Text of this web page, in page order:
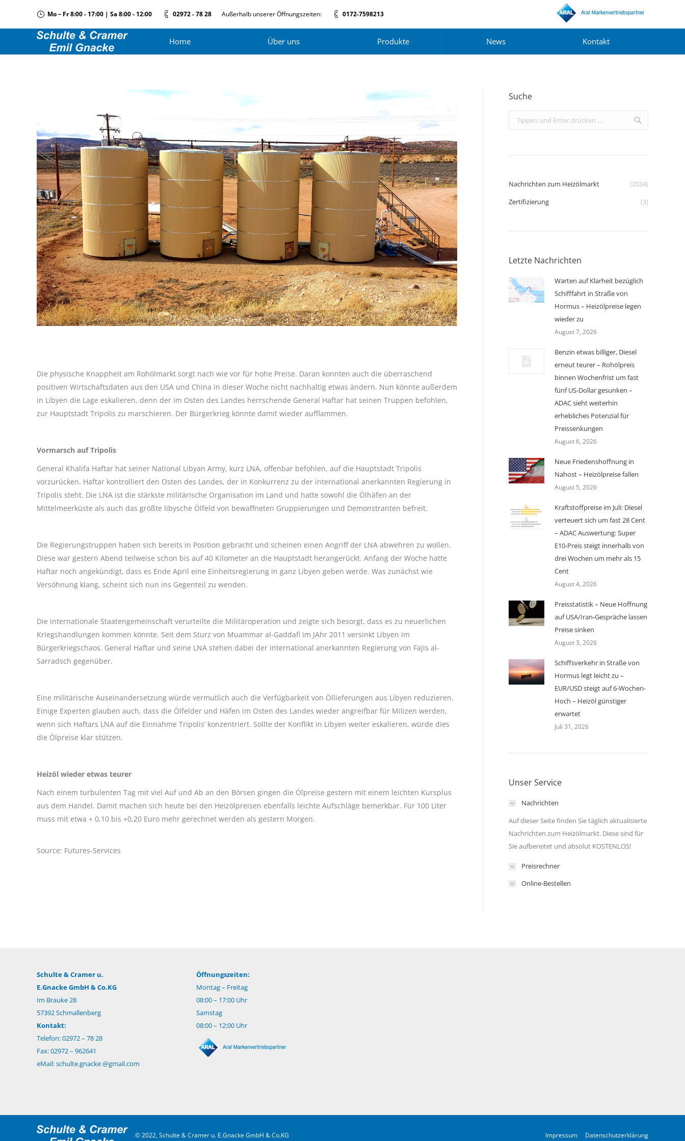
Mo – Fr 8:00 - 17:00 | Sa 8:00 - 12:00 02972 - 78 28 Außerhalb unserer Öffnungszeiten: 0172-7598213
Home Über uns Produkte News Kontakt
Die physische Knappheit am Rohölmarkt sorgt nach wie vor für hohe Preise. Daran konnten auch die überraschend
positiven Wirtschaftsdaten aus den USA und China in dieser Woche nicht nachhaltig etwas ändern. Nun könnte außerdem
in Libyen die Lage eskalieren, denn der im Osten des Landes herrschende General Haftar hat seinen Truppen befohlen,
zur Hauptstadt Tripolis zu marschieren. Der Bürgerkrieg könnte damit wieder aufflammen.
Vormarsch auf Tripolis
General Khalifa Haftar hat seiner National Libyan Army, kurz LNA, offenbar befohlen, auf die Hauptstadt Tripolis
vorzurücken. Haftar kontrolliert den Osten des Landes, der in Konkurrenz zu der international anerkannten Regierung in
Tripolis steht. Die LNA ist die stärkste militärische Organisation im Land und hatte sowohl die Ölhäfen an der
Mittelmeerküste als auch das größte libysche Ölfeld von bewaffneten Gruppierungen und Demonstranten befreit.
Die Regierungstruppen haben sich bereits in Position gebracht und scheinen einen Angriff der LNA abwehren zu wollen.
Diese war gestern Abend teilweise schon bis auf 40 Kilometer an die Hauptstadt herangerückt. Anfang der Woche hatte
Haftar noch angekündigt, dass es Ende April eine Einheitsregierung in ganz Libyen geben werde. Was zunächst wie
Versöhnung klang, scheint sich nun ins Gegenteil zu wenden.
Die internationale Staatengemeinschaft verurteilte die Militäroperation und zeigte sich besorgt, dass es zu neuerlichen
Kriegshandlungen kommen könnte. Seit dem Sturz von Muammar al-Gaddafi im JAhr 2011 versinkt Libyen im
Bürgerkriegschaos. General Haftar und seine LNA stehen dabei der international anerkannten Regierung von Fajis al-
Sarradsch gegenüber.
Eine militärische Auseinandersetzung würde vermutlich auch die Verfügbarkeit von Öllieferungen aus Libyen reduzieren.
Einige Experten glauben auch, dass die Ölfelder und Häfen im Osten des Landes wieder angreifbar für Milizen werden,
wenn sich Haftars LNA auf die Einnahme Tripolis‘ konzentriert. Sollte der Konflikt in Libyen weiter eskalieren, würde dies
die Ölpreise klar stützen.
Heizöl wieder etwas teurer
Nach einem turbulenten Tag mit viel Auf und Ab an den Börsen gingen die Ölpreise gestern mit einem leichten Kursplus
aus dem Handel. Damit machen sich heute bei den Heizölpreisen ebenfalls leichte Aufschläge bemerkbar. Für 100 Liter
muss mit etwa + 0,10 bis +0,20 Euro mehr gerechnet werden als gestern Morgen.
Source: Futures-Services
Suche
Search:
Nachrichten zum Heizölmarkt
(2034)
Zertifizierung
(3)
Letzte Nachrichten
Warten auf Klarheit bezüglich
Schifffahrt in Straße von
Hormus – Heizölpreise legen
wieder zu
August 7, 2026
Benzin etwas billiger, Diesel
erneut teurer – Rohölpreis
binnen Wochenfrist um fast
fünf US-Dollar gesunken –
ADAC sieht weiterhin
erhebliches Potenzial für
Preissenkungen
August 6, 2026
Neue Friedenshoffnung in
Nahost – Heizölpreise fallen
August 5, 2026
Kraftstoffpreise im Juli: Diesel
verteuert sich um fast 28 Cent
– ADAC Auswertung: Super
E10-Preis steigt innerhalb von
drei Wochen um mehr als 15
Cent
August 4, 2026
Preisstatistik – Neue Hoffnung
auf USA/Iran-Gespräche lassen
Preise sinken
August 3, 2026
Schiffsverkehr in Straße von
Hormus legt leicht zu –
EUR/USD steigt auf 6-Wochen-
Hoch – Heizöl günstiger
erwartet
Juli 31, 2026
Unser Service
Nachrichten
Auf dieser Seite finden Sie täglich aktualisierte
Nachrichten zum Heizölmarkt. Diese sind für
Sie aufbereitet und absolut KOSTENLOS!
Preisrechner
Online-Bestellen
Schulte & Cramer u.
E.Gnacke GmbH & Co.KG
Im Brauke 28
57392 Schmallenberg
Kontakt:
Telefon: 02972 – 78 28
Fax: 02972 – 962641
eMail:schulte.gnacke @gmail.com
Öffnungszeiten:
Montag – Freitag
08:00 – 17:00 Uhr
Samstag
08:00 – 12:00 Uhr
© 2022, Schulte & Cramer u. E.Gnacke GmbH & Co.KG Impressum Datenschutzerklärung